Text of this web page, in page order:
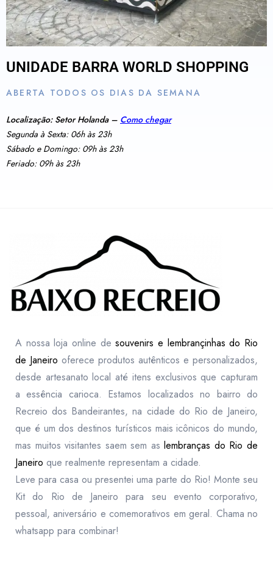
UNIDADE BARRA WORLD SHOPPING
ABERTA TODOS OS DIAS DA SEMANA
Localização: Setor Holanda – Como chegar
Segunda à Sexta: 06h às 23h
Sábado e Domingo: 09h às 23h
Feriado: 09h às 23h
A nossa loja online desouvenirs e lembrançinhas do Rio
de Janeiro oferece produtos autênticos e personalizados,
desde artesanato local até itens exclusivos que capturam
a essência carioca. Estamos localizados no bairro do
Recreio dos Bandeirantes, na cidade do Rio de Janeiro,
que é um dos destinos turísticos mais icônicos do mundo,
mas muitos visitantes saem sem aslembranças do Rio de
Janeiro que realmente representam a cidade.
Leve para casa ou presentei uma parte do Rio! Monte seu
Kit do Rio de Janeiro para seu evento corporativo,
pessoal, aniversário e comemorativos em geral. Chama no
whatsapp para combinar!